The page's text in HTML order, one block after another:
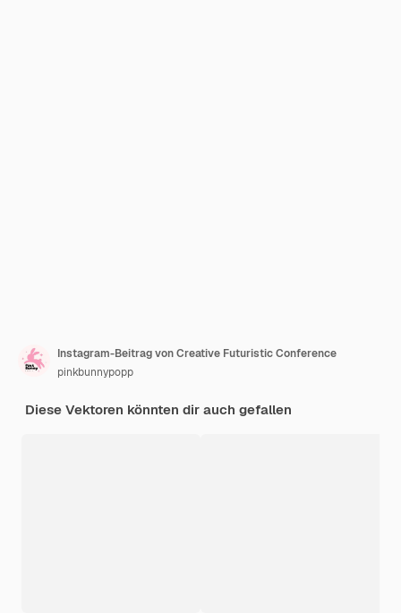
Instagram-Beitrag von Creative Futuristic Conference
pinkbunnypopp
Diese Vektoren könnten dir auch gefallen